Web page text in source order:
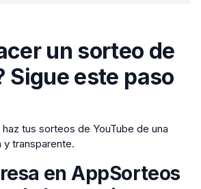
un sorteo de
Sigue este paso
tus sorteos de YouTube de una
y transparente.
en AppSorteos